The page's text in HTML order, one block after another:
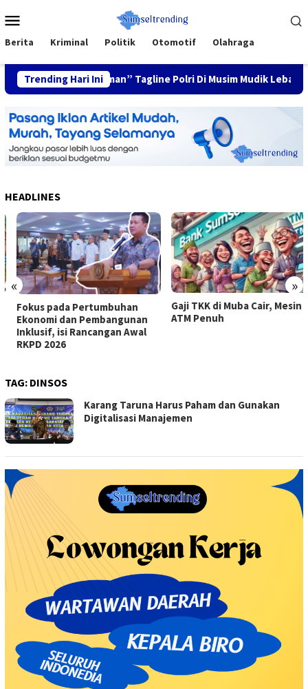
to
contentMenu
Berita Kriminal Politik Otomotif Olahraga
Trending Hari Ini
Nyaman” Tagline Polri Di Musim Mudik Lebaran
HEADLINES
« »
Fokus pada Pertumbuhan
Ekonomi dan Pembangunan
Inklusif, isi Rancangan Awal
RKPD 2026
Gaji TKK di Muba Cair, Mesin
ATM Penuh
TAG: DINSOS
Karang Taruna Harus Paham dan Gunakan
Digitalisasi Manajemen